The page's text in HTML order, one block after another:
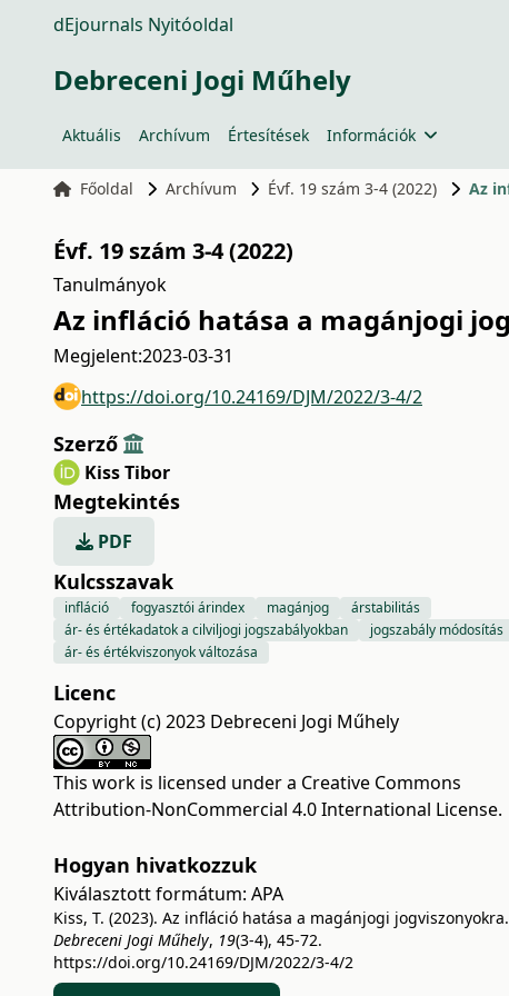
dEjournals Nyitóoldal
Debreceni Jogi Műhely
Aktuális Archívum Értesítések Információk
Főoldal Archívum Évf. 19 szám 3-4 (2022) Az
Évf. 19 szám 3-4 (2022)
Tanulmányok
Az infláció hatása a magánjogi
Megjelent:2023-03-31
https://doi.org/10.24169/DJM/2022/3-4/2
Szerző
Kiss Tibor
Megtekintés
PDF
Kulcsszavak
infláció fogyasztói árindex magánjog
árstabilitás
ár- és értékadatok a cilviljogi jogszabályokban
jogszabály módosítás
ár- és értékviszonyok változása
Licenc
Copyright (c) 2023 Debreceni Jogi Műhely
This work is licensed under a Creative Commons
Attribution-NonCommercial 4.0 International License.
Hogyan hivatkozzuk
Kiválasztott formátum: APA
Kiss, T. (2023). Az infláció hatása a magánjogi jogviszonyokra.
Debreceni Jogi Műhely, 19(3-4), 45-72.
https://doi.org/10.24169/DJM/2022/3-4/2